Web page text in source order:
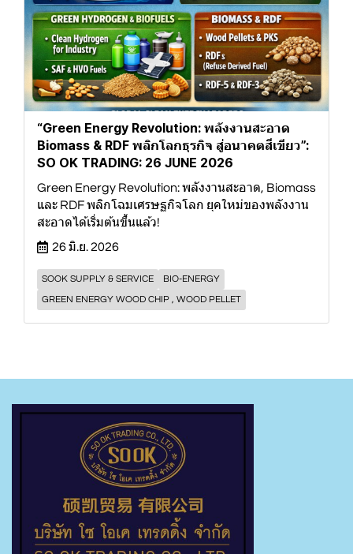
“Green Energy Revolution: พลังงานสะอาด
Biomass & RDF พลิกโลกธุรกิจ สู่อนาคตสีเขียว”:
SO OK TRADING: 26 JUNE 2026
Green Energy Revolution: พลังงานสะอาด, Biomass
และ RDF พลิกโฉมเศรษฐกิจโลก ยุคใหม่ของพลังงาน
สะอาดได้เริ่มต้นขึ้นแล้ว!
26 มิ.ย. 2026
SOOK SUPPLY & SERVICE
BIO-ENERGY
GREEN ENERGY WOOD CHIP , WOOD PELLET